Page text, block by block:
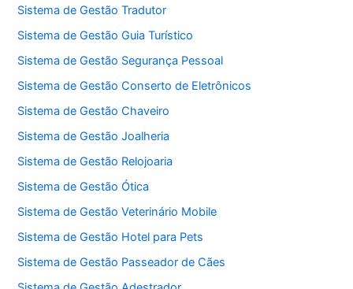
Sistema de Gestão Tradutor
Sistema de Gestão Guia Turístico
Sistema de Gestão Segurança Pessoal
Sistema de Gestão Conserto de Eletrônicos
Sistema de Gestão Chaveiro
Sistema de Gestão Joalheria
Sistema de Gestão Relojoaria
Sistema de Gestão Ótica
Sistema de Gestão Veterinário Mobile
Sistema de Gestão Hotel para Pets
Sistema de Gestão Passeador de Cães